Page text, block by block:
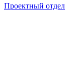
Проектный отдел